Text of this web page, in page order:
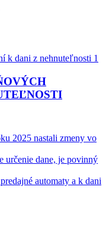
2025 nastali zmeny vo
určenie dane, je povinný
automaty a k dani